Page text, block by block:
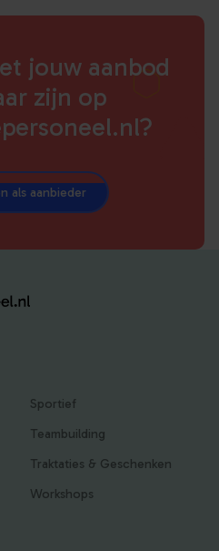
jouw aanbod
zijn op
als aanbieder
Sportief
Teambuilding
Traktaties & Geschenken
Workshops